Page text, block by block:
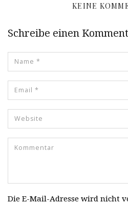
KEINE
Schreibe einen
Die E-Mail-Adresse wird nicht